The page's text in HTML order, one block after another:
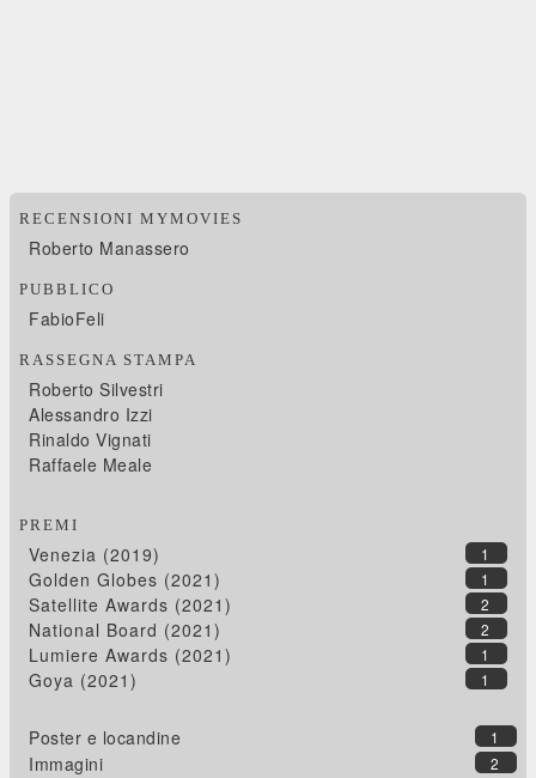
RECENSIONI MYMOVIES
Roberto Manassero
PUBBLICO
FabioFeli
RASSEGNA STAMPA
Roberto Silvestri
Alessandro Izzi
Rinaldo Vignati
Raffaele Meale
PREMI
1
Venezia (2019)
1
Golden Globes (2021)
2
Satellite Awards (2021)
2
National Board (2021)
1
Lumiere Awards (2021)
1
Goya (2021)
1
Poster e locandine
2
Immagini